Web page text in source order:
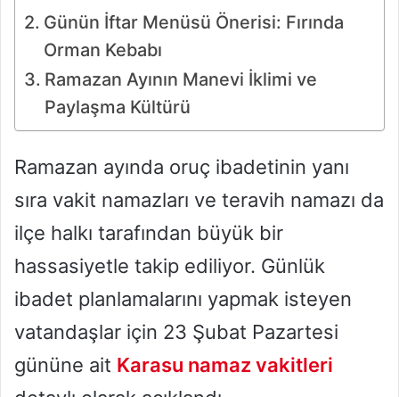
Günün İftar Menüsü Önerisi: Fırında
Orman Kebabı
Ramazan Ayının Manevi İklimi ve
Paylaşma Kültürü
Ramazan ayında oruç ibadetinin yanı
sıra vakit namazları ve teravih namazı da
ilçe halkı tarafından büyük bir
hassasiyetle takip ediliyor. Günlük
ibadet planlamalarını yapmak isteyen
vatandaşlar için 23 Şubat Pazartesi
gününe ait Karasu namaz vakitleri